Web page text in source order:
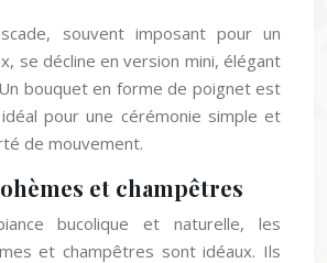
souvent imposant pour un
se décline en version mini, élégant
bouquet en forme de poignet est
pour une cérémonie simple et
de mouvement.
et champêtres
bucolique et naturelle, les
et champêtres sont idéaux. Ils